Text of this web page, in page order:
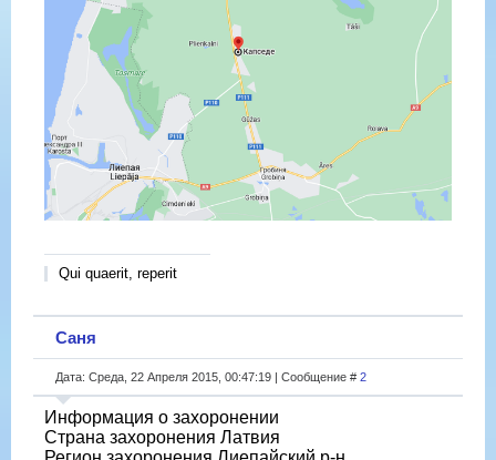
Qui quaerit, reperit
Саня
Дата: Среда, 22 Апреля 2015, 00:47:19 | Сообщение # 2
Информация о захоронении
Страна захоронения Латвия